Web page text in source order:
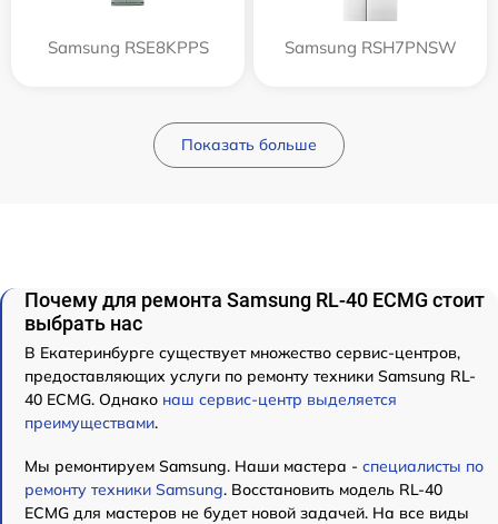
Samsung RSE8KPPS Samsung RSH7PNSW
Показать больше
Почему для ремонта Samsung RL-40 ECMG стоит
выбрать нас
В Екатеринбурге существует множество сервис-центров,
предоставляющих услуги по ремонту техники Samsung RL-
40 ECMG. Однако наш сервис-центр выделяется
преимуществами.
Мы ремонтируем Samsung. Наши мастера - специалисты по
ремонту техники Samsung. Восстановить модель RL-40
ECMG для мастеров не будет новой задачей. На все виды